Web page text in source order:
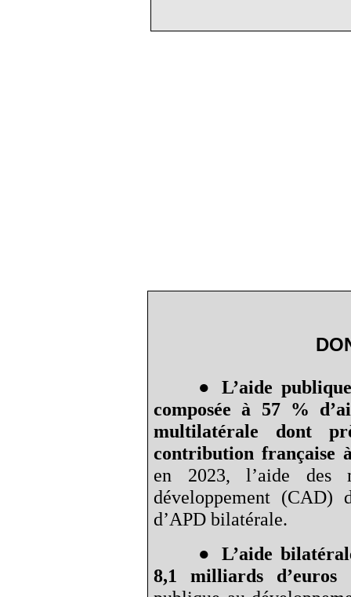
●L’aide
composée à 57 %
multilatérale dont
contribution française
en 2023, l’aide des
développement
d’APD bilatérale.
●
L’aide
8,1
milliards d’euros